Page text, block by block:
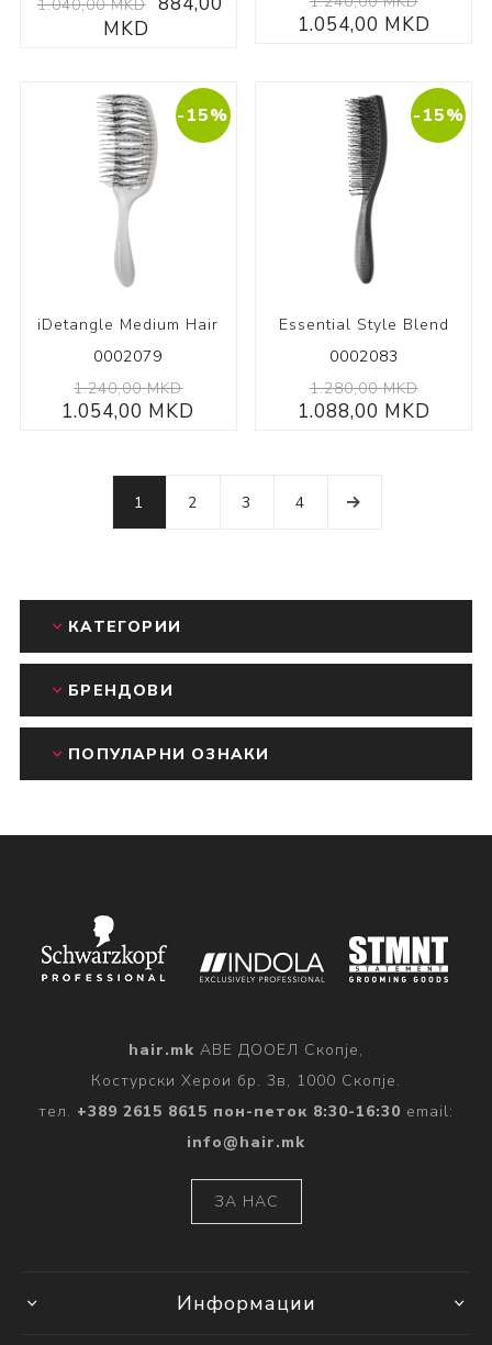
1.040,00 MKD
MKD
1.054,00 MKD
-15%
iDetangle Medium Hair
0002079
1.240,00 MKD
1.054,00 MKD
-15%
Essential Style Blend
0002083
1.280,00 MKD
1.088,00 MKD
1 2 3 4
КАТЕГОРИИ
БРЕНДОВИ
ПОПУЛАРНИ ОЗНАКИ
hair.mk АВЕ ДООЕЛ Скопје,
Костурски Херои бр. 3в, 1000 Скопје.
тел. +389 2615 8615 пон-петок 8:30-16:30 email:
info@hair.mk
ЗА НАС
Информации